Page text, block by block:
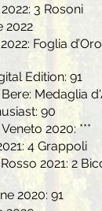
3 Rosoni
2022
Foglia d’Oro
Edition: 91
Medaglia
90
2020: ***
4 Grappoli
2021: 2
2020: 91